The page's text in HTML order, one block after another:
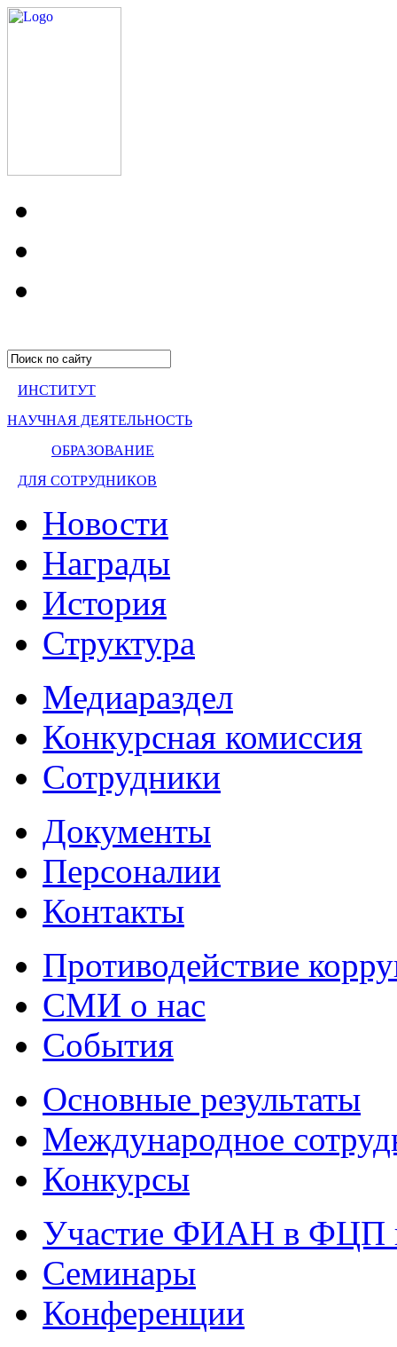
ИНСТИТУТ
НАУЧНАЯ ДЕЯТЕЛЬНОСТЬ
ОБРАЗОВАНИЕ
ДЛЯ СОТРУДНИКОВ
Новости
Награды
История
Структура
Медиараздел
Конкурсная комиссия
Сотрудники
Документы
Персоналии
Контакты
Противодействие
СМИ о нас
События
Основные результаты
Международное
Конкурсы
Участие ФИАН в ФЦП
Семинары
Конференции